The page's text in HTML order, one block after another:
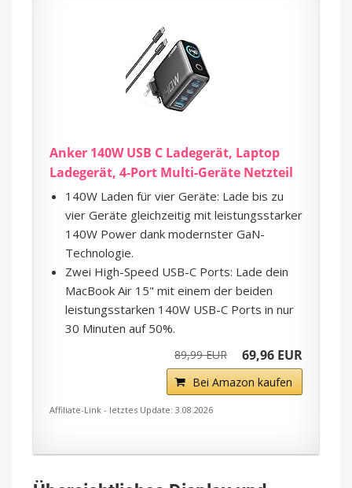
Anker 140W USB C Ladegerät, Laptop
Ladegerät, 4-Port Multi-Geräte Netzteil
140W Laden für vier Geräte: Lade bis zu
vier Geräte gleichzeitig mit leistungsstarker
140W Power dank modernster GaN-
Technologie.
Zwei High-Speed USB-C Ports: Lade dein
MacBook Air 15" mit einem der beiden
leistungsstarken 140W USB-C Ports in nur
30 Minuten auf 50%.
89,99 EUR 69,96 EUR
Bei Amazon kaufen
Affiliate-Link - letztes Update: 3.08.2026